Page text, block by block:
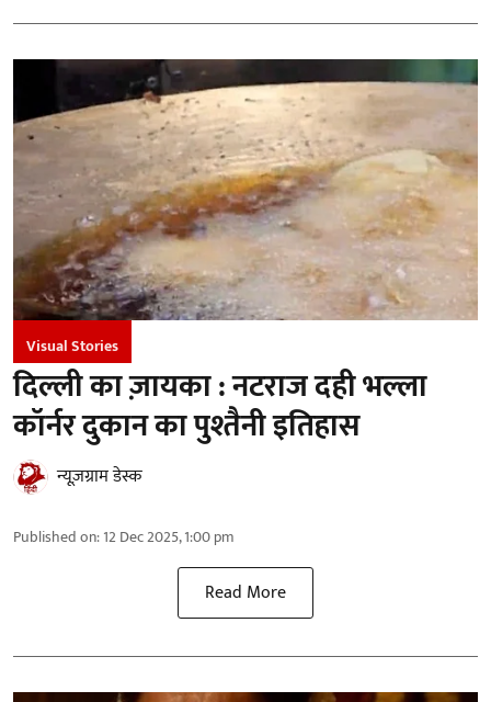
Visual Stories
दिल्ली का ज़ायका : नटराज दही भल्ला
कॉर्नर दुकान का पुश्तैनी इतिहास
न्यूज़ग्राम डेस्क
Published on:12 Dec 2025, 1:00 pm
Read More